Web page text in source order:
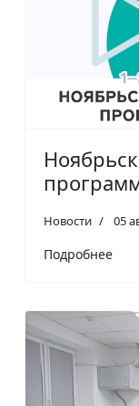
Новости 05
Подробнее